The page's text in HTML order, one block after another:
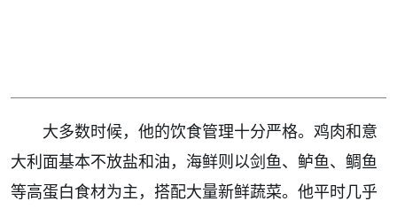
大多数时候，他的饮食管理十分严格。鸡肉和意
大利面基本不放盐和油，海鲜则以剑鱼、鲈鱼、鲷鱼
等高蛋白食材为主，搭配大量新鲜蔬菜。他平时几乎